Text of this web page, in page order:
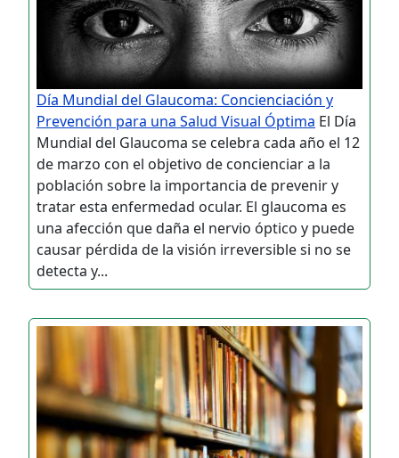
Día Mundial del Glaucoma: Concienciación y
Prevención para una Salud Visual Óptima El Día
Mundial del Glaucoma se celebra cada año el 12
de marzo con el objetivo de concienciar a la
población sobre la importancia de prevenir y
tratar esta enfermedad ocular. El glaucoma es
una afección que daña el nervio óptico y puede
causar pérdida de la visión irreversible si no se
detecta y...